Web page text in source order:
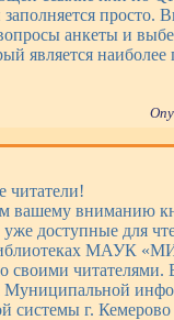
просто.
анкеты и
является
читатели!
вашему вниманию
уже доступные для
МАУК
своими читателями.
Муниципальной
системы г. Кемерово